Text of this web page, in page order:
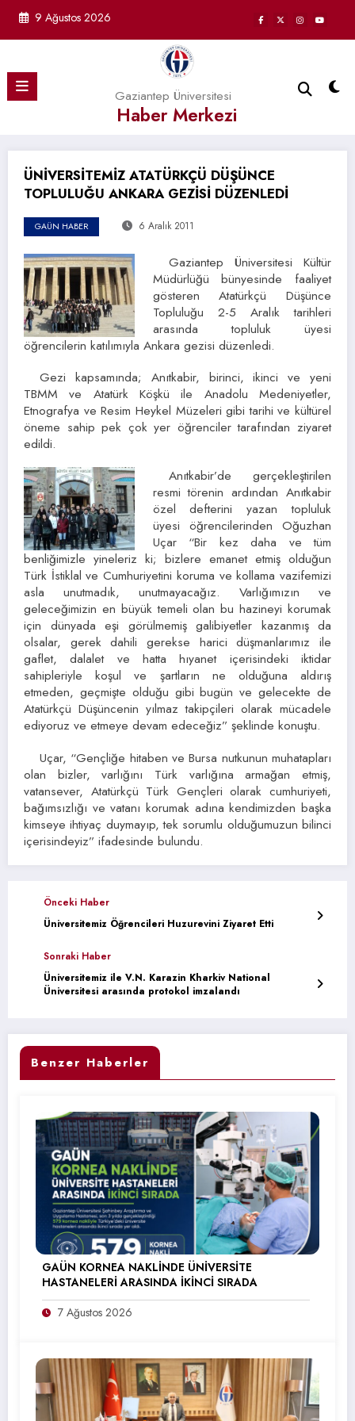
9 Ağustos 2026
Gaziantep Üniversitesi
Haber Merkezi
ÜNİVERSİTEMİZ ATATÜRKÇÜ DÜŞÜNCE
TOPLULUĞU ANKARA GEZİSİ DÜZENLEDİ
GAÜN HABER 6 Aralık 2011
Gaziantep Üniversitesi Kültür
Müdürlüğü bünyesinde faaliyet
gösteren Atatürkçü Düşünce
Topluluğu 2-5 Aralık tarihleri
arasında topluluk üyesi
öğrencilerin katılımıyla Ankara gezisi düzenledi.
Gezi kapsamında; Anıtkabir, birinci, ikinci ve yeni
TBMM ve Atatürk Köşkü ile Anadolu Medeniyetler,
Etnografya ve Resim Heykel Müzeleri gibi tarihi ve kültürel
öneme sahip pek çok yer öğrenciler tarafından ziyaret
edildi.
Anıtkabir’de gerçekleştirilen
resmi törenin ardından Anıtkabir
özel defterini yazan topluluk
üyesi öğrencilerinden Oğuzhan
Uçar “Bir kez daha ve tüm
benliğimizle yineleriz ki; bizlere emanet etmiş olduğun
Türk İstiklal ve Cumhuriyetini koruma ve kollama vazifemizi
asla unutmadık, unutmayacağız. Varlığımızın ve
geleceğimizin en büyük temeli olan bu hazineyi korumak
için dünyada eşi görülmemiş galibiyetler kazanmış da
olsalar, gerek dahili gerekse harici düşmanlarımız ile
gaflet, dalalet ve hatta hıyanet içerisindeki iktidar
sahipleriyle koşul ve şartların ne olduğuna aldırış
etmeden, geçmişte olduğu gibi bugün ve gelecekte de
Atatürkçü Düşüncenin yılmaz takipçileri olarak mücadele
ediyoruz ve etmeye devam edeceğiz” şeklinde konuştu.
Uçar, “Gençliğe hitaben ve Bursa nutkunun muhatapları
olan bizler, varlığını Türk varlığına armağan etmiş,
vatansever, Atatürkçü Türk Gençleri olarak cumhuriyeti,
bağımsızlığı ve vatanı korumak adına kendimizden başka
kimseye ihtiyaç duymayıp, tek sorumlu olduğumuzun bilinci
içerisindeyiz” ifadesinde bulundu.
Önceki Haber
Üniversitemiz Öğrencileri Huzurevini Ziyaret Etti
Sonraki Haber
Üniversitemiz ile V.N. Karazin Kharkiv National
Üniversitesi arasında protokol imzalandı
Benzer Haberler
GAÜN KORNEA NAKLİNDE ÜNİVERSİTE
HASTANELERİ ARASINDA İKİNCİ SIRADA
7 Ağustos 2026